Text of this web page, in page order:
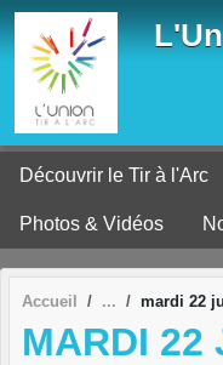
Découvrir le Tir à l'Arc
Photos & Vidéos
Accueil mardi 22
MARDI 22
Panneau de gestion des